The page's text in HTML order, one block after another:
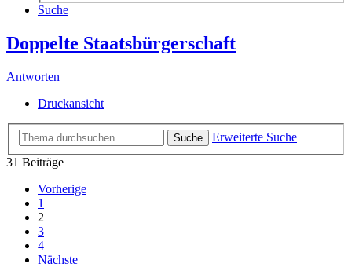
Suche
Doppelte Staatsbürgerschaft
Antworten
Druckansicht
Suche
Erweiterte Suche
31 Beiträge
Vorherige
1
2
3
4
Nächste